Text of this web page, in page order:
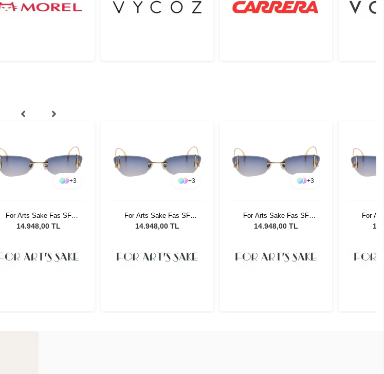
+3
For Arts Sake Fas SF
033BL Kadın Güneş
14.948,00 TL
+3
For Arts Sake Fas SF
033BL Kadın Güneş
14.948,00 TL
+3
For Arts Sake Fas SF
033BL Kadın Güneş
14.948,00 TL
For